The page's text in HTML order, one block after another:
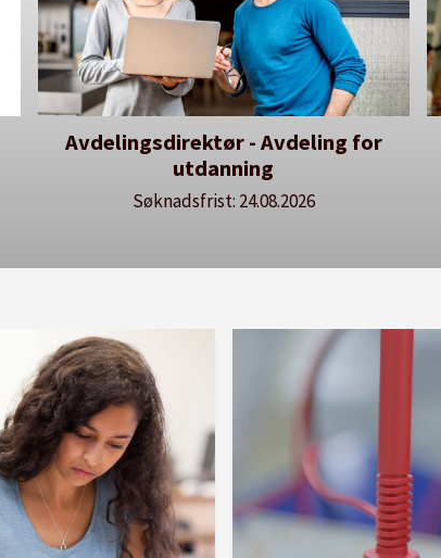
Avdelingsdirektør - Avdeling for
utdanning
Søknadsfrist: 24.08.2026